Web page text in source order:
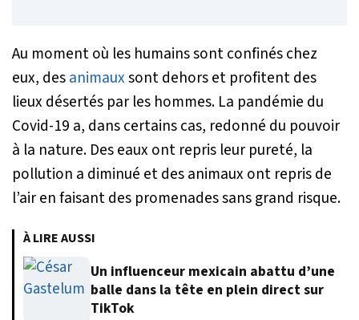
Au moment où les humains sont confinés chez
eux, desanimauxsont dehors et profitent des
lieux désertés par les hommes. La pandémie du
Covid-19 a, dans certains cas, redonné du pouvoir
à la nature. Des eaux ont repris leur pureté, la
pollution a diminué et des animaux ont repris de
l’air en faisant des promenades sans grand risque.
À LIRE AUSSI
Un influenceur mexicain abattu d’une
balle dans la tête en plein direct sur
TikTok